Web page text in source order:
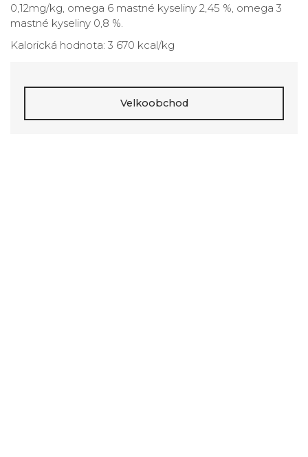
0,12mg/kg, omega 6 mastné kyseliny 2,45 %, omega 3
mastné kyseliny 0,8 %.
Kalorická hodnota: 3 670 kcal/kg
Velkoobchod